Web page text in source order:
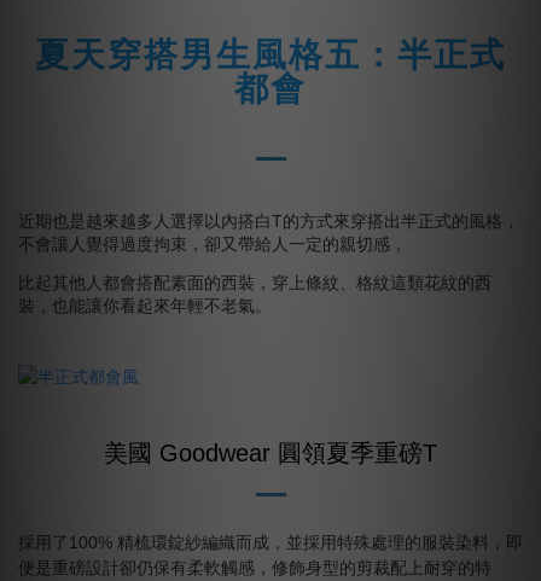
夏天穿搭男生風格五：半正式
都會
近期也是越來越多人選擇以內搭白T的方式來穿搭出半正式的風格，
不會讓人覺得過度拘束，卻又帶給人一定的親切感，
比起其他人都會搭配素面的西裝，穿上條紋、格紋這類花紋的西
裝，也能讓你看起來年輕不老氣。
美國 Goodwear 圓領夏季重磅T
採用了100% 精梳環錠紗編織而成，並採用特殊處理的服裝染料，即
便是重磅設計卻仍保有柔軟觸感，修飾身型的剪裁配上耐穿的特